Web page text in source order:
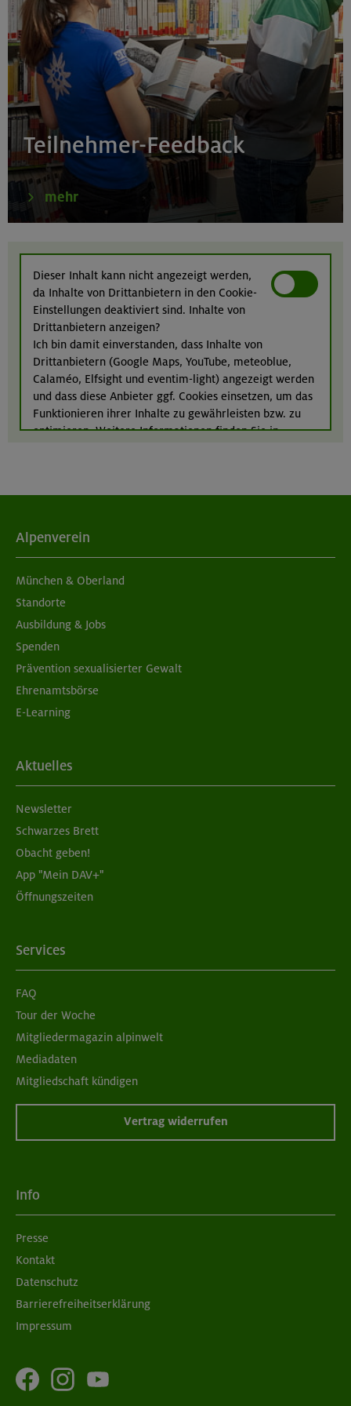
Kombikurs: Grund- und Aufbaukurs Klettern indoor (3
Termine)
München
21.08.26
Klettertreff indoor
München
Kitzbüheler Alpen
22./23.08.26
Bouldern für Einsteiger indoor
München
Teilnehmer-Feedback
mehr
Dieser Inhalt kann nicht angezeigt werden,
da Inhalte von Drittanbietern in den Cookie-
Einstellungen deaktiviert sind. Inhalte von
Drittanbietern anzeigen?
Ich bin damit einverstanden, dass Inhalte von
Drittanbietern (Google Maps, YouTube, meteoblue,
Calaméo, Elfsight und eventim-light) angezeigt werden
und dass diese Anbieter ggf. Cookies einsetzen, um das
Funktionieren ihrer Inhalte zu gewährleisten bzw. zu
optimieren. Weitere Informationen finden Sie in
Alpenverein
München & Oberland
Standorte
Ausbildung & Jobs
Spenden
Prävention sexualisierter Gewalt
Ehrenamtsbörse
E-Learning
Aktuelles
Newsletter
Schwarzes Brett
Obacht geben!
App "Mein DAV+"
Öffnungszeiten
Services
FAQ
Tour der Woche
Mitgliedermagazin alpinwelt
Mediadaten
Mitgliedschaft kündigen
Vertrag widerrufen
Info
Presse
Kontakt
Datenschutz
Barrierefreiheitserklärung
Impressum